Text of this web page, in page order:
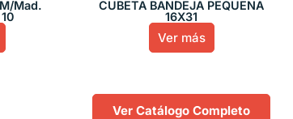
Mad.
CUBETA BANDEJA PEQUEÑA
16X31
Ver más
Ver Catálogo Completo